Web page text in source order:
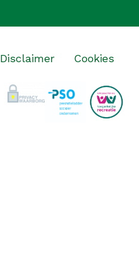
Disclaimer Cookies